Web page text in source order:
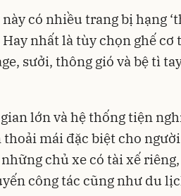
này có nhiều trang bị hạng
nhất là tùy chọn ghế
sưởi, thông gió và bệ tì
lớn và hệ thống tiện
mái đặc biệt cho
chủ xe có tài xế
công tác cũng như du